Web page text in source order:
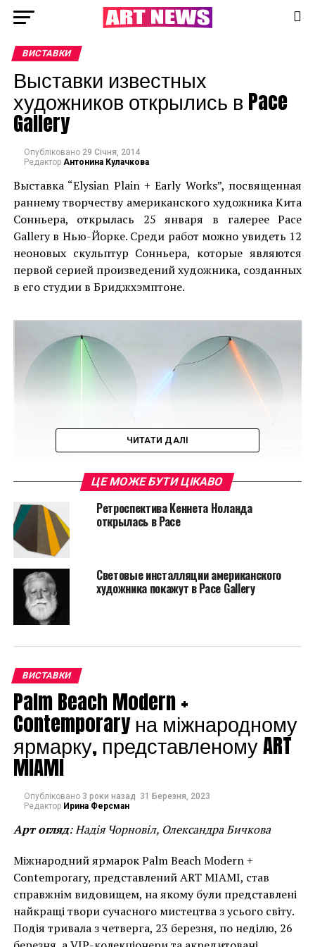
ВИСТАВКИ
Выставки известных
художников открылись в Pace
Gallery
Опубліковано 29 Січня, 2014
Редактор Антонина Кулачкова
Выставка “Elysian Plain + Early Works”, посвященная
раннему творчеству американского художника Кита
Сонньера, открылась 25 января в галерее Pace
Gallery в Нью-Йорке. Среди работ можно увидеть 12
неоновых скульптур Сонньера, которые являются
первой серией произведений художника, созданных
в его студии в Бриджхэмптоне.
Ba-o-Ba V
Кит Сонньер стал одним из первых художников,
который в 1960-х годах решил бросить вызов
традиционной скульптуре и приступил к активным
экспериментам с материалами. Среди его
подручных средств можно было встретить не
только сатин и латекс, но и всевозможные вещи,
также передатчики и видео. Уже в 1968-м году
Сонньер начал применять в своих работах ткань и
лампы накаливания, позже приступил к
использованию неонового освещения, с помощью
которого рассекал пространство.
ЧИТАТИ ДАЛІ
ЦЕ МОЖЕ БУТИ ЦІКАВО
Ретроспектива Кеннета Ноланда
открылась в Pace
Световые инсталляции американского
художника покажут в Pace Gallery
ВИСТАВКИ
Palm Beach Modern +
Contemporary на міжнародному
ярмарку, представленому ART
MIAMI
Опубліковано 3 роки назад 31 Березня, 2023
Редактор Ирина Ферсман
Арт огляд: Надія Чорновіл, Олександра Бичкова
Міжнародний ярмарок Palm Beach Modern +
Contemporary, представлений ART MIAMI, став
справжнім видовищем, на якому були представлені
найкращі твори сучасного мистецтва з усього світу.
Подія тривала з четверга, 23 березня, по неділю, 26